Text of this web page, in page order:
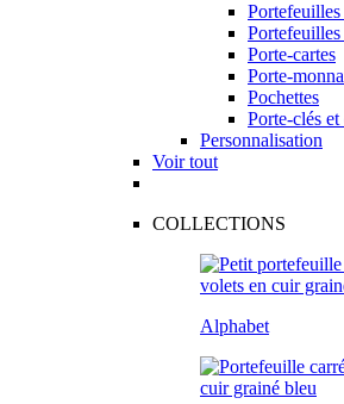
Porte-cartes
Porte-
Pochettes
Porte-clés
Personnalisation
Voir tout
COLLECTIONS
Alphabet